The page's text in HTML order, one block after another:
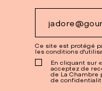
Ce site est protégé
les conditions
En cliquant sur
acceptez de
de La Chambre
de